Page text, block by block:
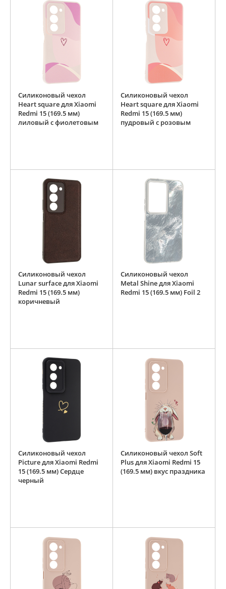
Силиконовый чехол
Heart square для Xiaomi
Redmi 15 (169.5 мм)
лиловый с фиолетовым
Силиконовый чехол
Heart square для Xiaomi
Redmi 15 (169.5 мм)
пудровый с розовым
Силиконовый чехол
Lunar surface для Xiaomi
Redmi 15 (169.5 мм)
коричневый
Силиконовый чехол
Metal Shine для Xiaomi
Redmi 15 (169.5 мм) Foil 2
Силиконовый чехол
Picture для Xiaomi Redmi
15 (169.5 мм) Сердце
черный
Силиконовый чехол Soft
Plus для Xiaomi Redmi 15
(169.5 мм) вкус праздника